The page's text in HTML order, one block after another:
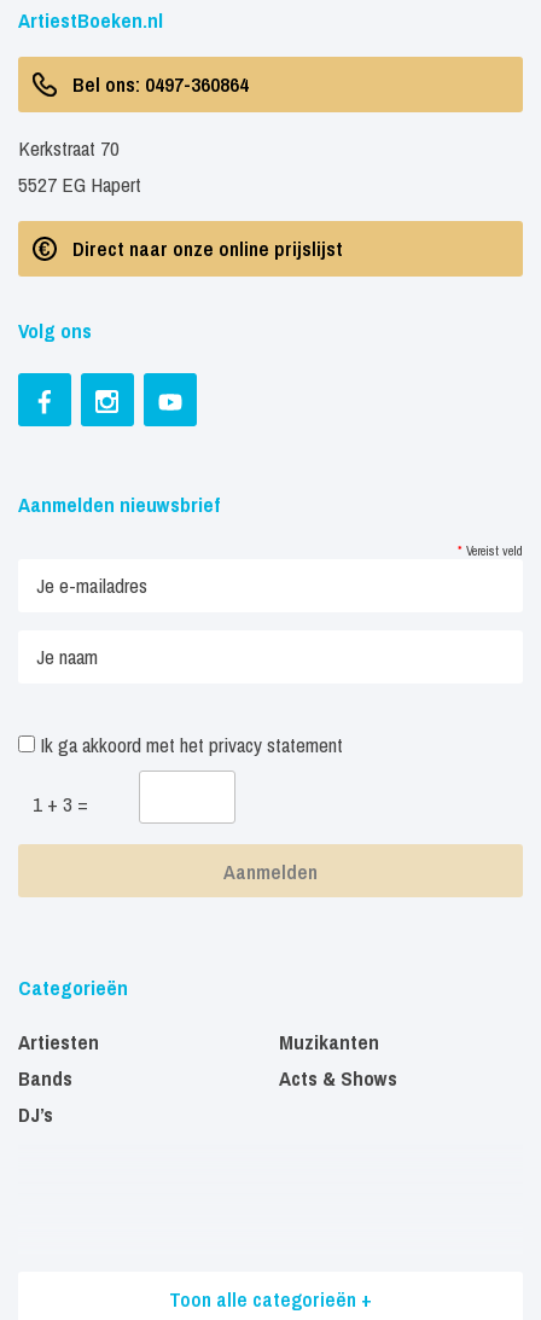
ArtiestBoeken.nl
Bel ons: 0497-360864
Kerkstraat 70
5527 EG Hapert
Direct naar onze online prijslijst
Volg ons
Aanmelden nieuwsbrief
* Vereist veld
Ik ga akkoord met het privacy statement
1 + 3 =
Categorieën
Artiesten
Bands
DJ’s
Muzikanten
Acts & Shows
Toon alle categorieën +